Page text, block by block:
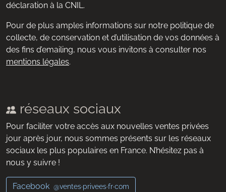
déclaration à la CNIL.
Pour de plus amples informations sur notre politique de
collecte, de conservation et d’utilisation de vos données à
des fins d’emailing, nous vous invitons à consulter nos
mentions légales.
réseaux sociaux
Pour faciliter votre accès aux nouvelles ventes privées
jour après jour, nous sommes présents sur les réseaux
sociaux les plus populaires en France. N’hésitez pas à
nous y suivre !
Facebook @ventes·privees·fr·com